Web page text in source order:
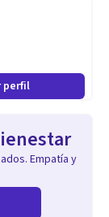
perfil
Empatía y